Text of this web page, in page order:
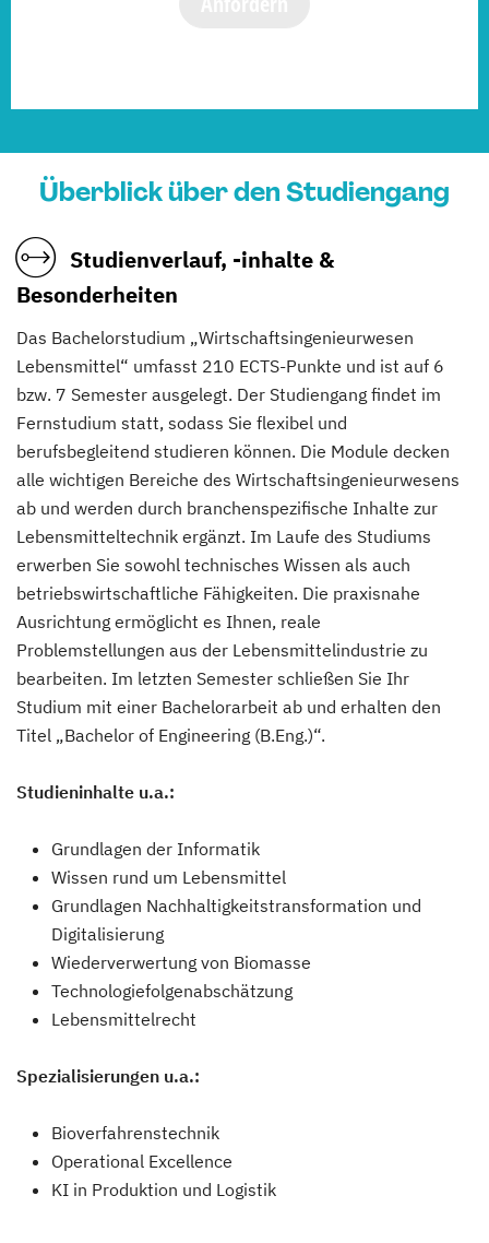
Überblick über den Studiengang
Studienverlauf, -inhalte &
Besonderheiten
Das Bachelorstudium „Wirtschaftsingenieurwesen
Lebensmittel“ umfasst 210 ECTS-Punkte und ist auf 6
bzw. 7 Semester ausgelegt. Der Studiengang findet im
Fernstudium statt, sodass Sie flexibel und
berufsbegleitend studieren können. Die Module decken
alle wichtigen Bereiche des Wirtschaftsingenieurwesens
ab und werden durch branchenspezifische Inhalte zur
Lebensmitteltechnik ergänzt. Im Laufe des Studiums
erwerben Sie sowohl technisches Wissen als auch
betriebswirtschaftliche Fähigkeiten. Die praxisnahe
Ausrichtung ermöglicht es Ihnen, reale
Problemstellungen aus der Lebensmittelindustrie zu
bearbeiten. Im letzten Semester schließen Sie Ihr
Studium mit einer Bachelorarbeit ab und erhalten den
Titel „Bachelor of Engineering (B.Eng.)“.
Studieninhalte u.a.:
Grundlagen der Informatik
Wissen rund um Lebensmittel
Grundlagen Nachhaltigkeitstransformation und
Digitalisierung
Wiederverwertung von Biomasse
Technologiefolgenabschätzung
Lebensmittelrecht
Spezialisierungen u.a.:
Bioverfahrenstechnik
Operational Excellence
KI in Produktion und Logistik